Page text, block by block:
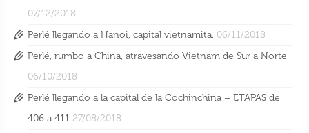
07/12/2018
Perlé llegando a Hanoi, capital vietnamita. 06/11/2018
Perlé, rumbo a China, atravesando Vietnam de Sur a Norte
06/10/2018
Perlé llegando a la capital de la Cochinchina – ETAPAS de
406 a 411 27/08/2018